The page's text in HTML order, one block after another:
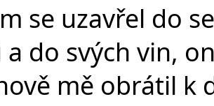
se uzavřel do
do svých vin,
mě obrátil k